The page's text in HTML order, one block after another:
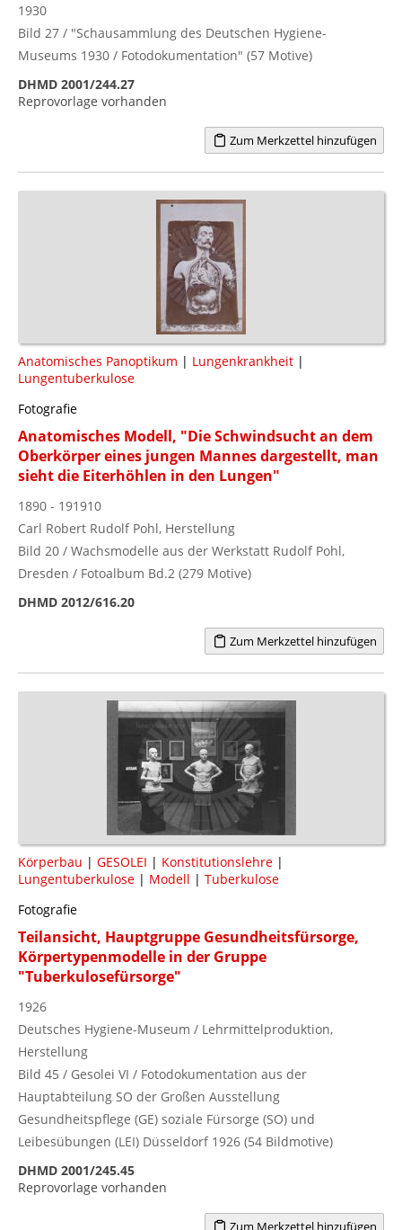
1930
Bild 27 / "Schausammlung des Deutschen Hygiene-
Museums 1930 / Fotodokumentation" (57 Motive)
DHMD 2001/244.27
Reprovorlage vorhanden
Zum Merkzettel hinzufügen
Anatomisches Panoptikum | Lungenkrankheit |
Lungentuberkulose
Fotografie
Anatomisches Modell, "Die Schwindsucht an dem
Oberkörper eines jungen Mannes dargestellt, man
sieht die Eiterhöhlen in den Lungen"
1890 - 191910
Carl Robert Rudolf Pohl, Herstellung
Bild 20 / Wachsmodelle aus der Werkstatt Rudolf Pohl,
Dresden / Fotoalbum Bd.2 (279 Motive)
DHMD 2012/616.20
Zum Merkzettel hinzufügen
Körperbau | GESOLEI | Konstitutionslehre |
Lungentuberkulose | Modell | Tuberkulose
Fotografie
Teilansicht, Hauptgruppe Gesundheitsfürsorge,
Körpertypenmodelle in der Gruppe
"Tuberkulosefürsorge"
1926
Deutsches Hygiene-Museum / Lehrmittelproduktion,
Herstellung
Bild 45 / Gesolei VI / Fotodokumentation aus der
Hauptabteilung SO der Großen Ausstellung
Gesundheitspflege (GE) soziale Fürsorge (SO) und
Leibesübungen (LEI) Düsseldorf 1926 (54 Bildmotive)
DHMD 2001/245.45
Reprovorlage vorhanden
Zum Merkzettel hinzufügen